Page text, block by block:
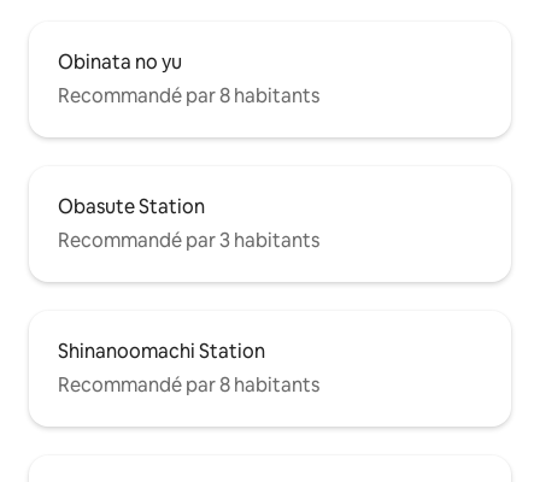
Obinata no yu
Recommandé par 8 habitants
Obasute Station
Recommandé par 3 habitants
Shinanoomachi Station
Recommandé par 8 habitants